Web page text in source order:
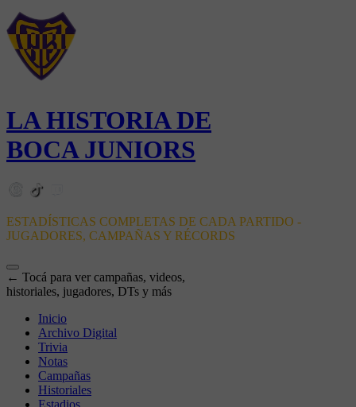
LA HISTORIA DE
BOCA JUNIORS
ESTADÍSTICAS COMPLETAS DE CADA PARTIDO -
JUGADORES, CAMPAÑAS Y RÉCORDS
← Tocá para ver campañas, videos,
historiales, jugadores, DTs y más
Inicio
Archivo Digital
Trivia
Notas
Campañas
Historiales
Estadios